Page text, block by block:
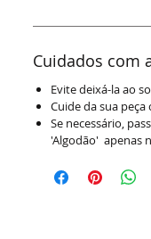
Cuidados com
Evite deixá-la ao
Cuide da sua
Se necessário,
'Algodão' apenas